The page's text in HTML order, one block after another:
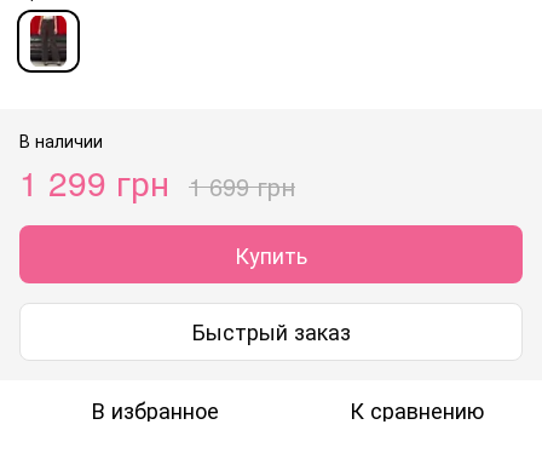
В наличии
1 299 грн 1 699 грн
Купить
Быстрый заказ
В избранное К сравнению